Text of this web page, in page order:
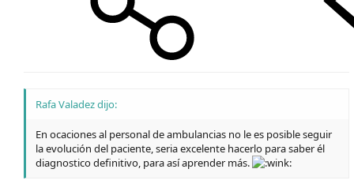
Rafa Valadez dijo:
En ocaciones al personal de ambulancias no le es posible seguir
la evolución del paciente, seria excelente hacerlo para saber él
diagnostico definitivo, para así aprender más.